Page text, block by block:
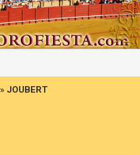
» JOUBERT